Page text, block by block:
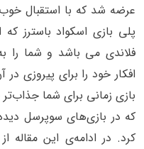
عرضه شد که با استقبال
پلی بازی اسکواد باسترز
فلاندی می باشد و شما را
افکار خود را برای پیروزی
بازی زمانی برای شما
که در بازی‌های سوپرسل